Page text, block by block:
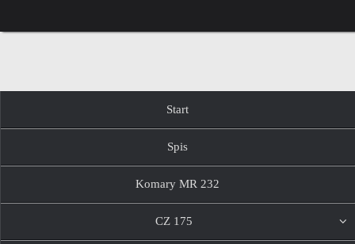
do
treści
Start
Spis
Komary MR 232
CZ 175